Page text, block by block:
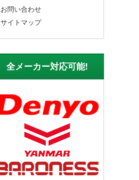
お問い合わせ
サイトマップ
全メーカー対応可能!